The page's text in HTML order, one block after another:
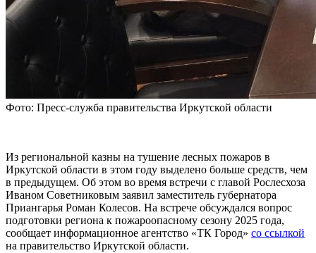
Фото: Пресс-служба правительства Иркутской области
Из региональной казны на тушение лесных пожаров в
Иркутской области в этом году выделено больше средств, чем
в предыдущем. Об этом во время встречи с главой Рослесхоза
Иваном Советниковым заявил заместитель губернатора
Приангарья Роман Колесов. На встрече обсуждался вопрос
подготовки региона к пожароопасному сезону 2025 года,
сообщает информационное агентство «ТК Город» со ссылкой
на правительство Иркутской области.